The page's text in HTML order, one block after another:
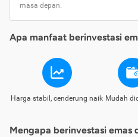
masa depan.
Apa manfaat berinvestasi
Harga stabil, cenderung naik Mudah
Mengapa berinvestasi emas